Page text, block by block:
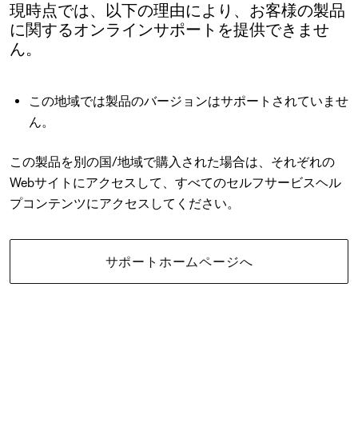
現時点では、以下の理由により、お客様の製品
に関するオンラインサポートを提供できませ
ん。
この地域では製品のバージョンはサポートされていませ
ん。
この製品を別の国/地域で購入された場合は、それぞれの
Webサイトにアクセスして、すべてのセルフサービスヘル
プコンテンツにアクセスしてください。
サポートホームページへ